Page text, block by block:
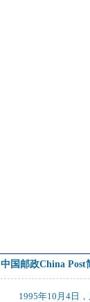
中国邮政China Post
1995年10月4日